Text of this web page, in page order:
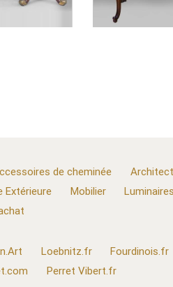
de cheminée
Extérieure Mobilier Luminaires
Loebnitz.fr Fourdinois.fr
Perret Vibert.fr